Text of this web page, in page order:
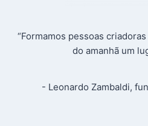
“Formamos pessoas
do amanhã um
- Leonardo Zambaldi,